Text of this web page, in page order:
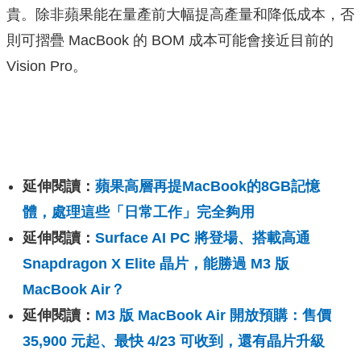
貴。除非蘋果能在量產前大幅提高產量和降低成本，否
則可摺疊 MacBook 的 BOM 成本可能會接近目前的
Vision Pro。
延伸閱讀： 蘋果高層再提MacBook的8GB記憶
體，處理這些「日常工作」完全夠用
延伸閱讀： Surface AI PC 將登場、搭載高通
Snapdragon X Elite 晶片，能勝過 M3 版
MacBook Air？
延伸閱讀： M3 版 MacBook Air 開放預購：售價
35,900 元起、最快 4/23 可收到，還有晶片升級